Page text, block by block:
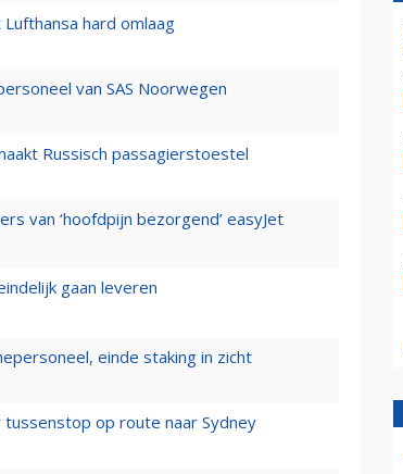
hard omlaag
van SAS Noorwegen
Russisch passagierstoestel
van ‘hoofdpijn bezorgend’ easyJet
gaan leveren
einde staking in zicht
op route naar Sydney